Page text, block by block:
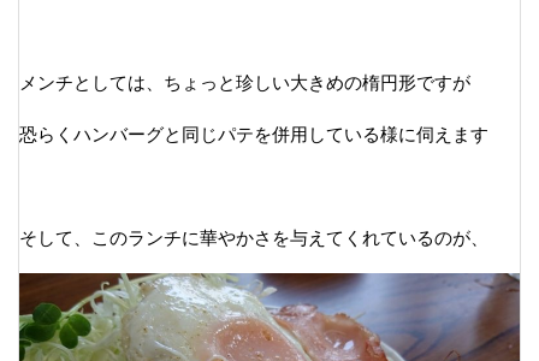
メンチとしては、ちょっと珍しい大きめの楕円形ですが
恐らくハンバーグと同じパテを併用している様に伺えます
そして、このランチに華やかさを与えてくれているのが、